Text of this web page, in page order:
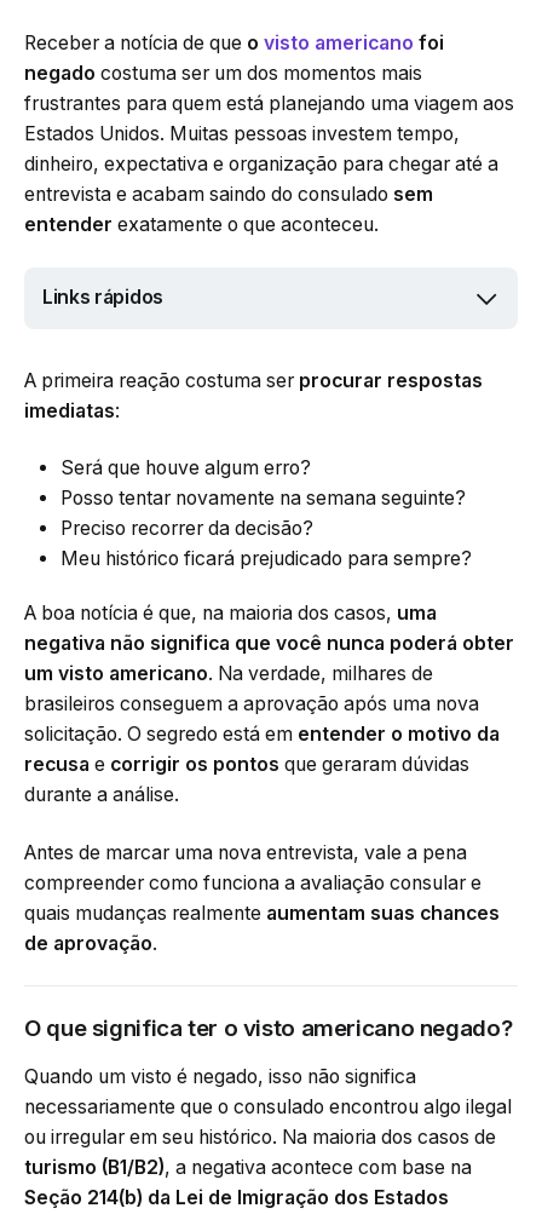
Receber a notícia de que o visto americano foi
negado costuma ser um dos momentos mais
frustrantes para quem está planejando uma viagem aos
Estados Unidos. Muitas pessoas investem tempo,
dinheiro, expectativa e organização para chegar até a
entrevista e acabam saindo do consulado sem
entender exatamente o que aconteceu.
Links rápidos
A primeira reação costuma ser procurar respostas
imediatas:
Será que houve algum erro?
Posso tentar novamente na semana seguinte?
Preciso recorrer da decisão?
Meu histórico ficará prejudicado para sempre?
A boa notícia é que, na maioria dos casos, uma
negativa não significa que você nunca poderá obter
um visto americano. Na verdade, milhares de
brasileiros conseguem a aprovação após uma nova
solicitação. O segredo está em entender o motivo da
recusa e corrigir os pontos que geraram dúvidas
durante a análise.
Antes de marcar uma nova entrevista, vale a pena
compreender como funciona a avaliação consular e
quais mudanças realmente aumentam suas chances
de aprovação.
O que significa ter o visto americano negado?
Quando um visto é negado, isso não significa
necessariamente que o consulado encontrou algo ilegal
ou irregular em seu histórico. Na maioria dos casos de
turismo (B1/B2), a negativa acontece com base na
Seção 214(b) da Lei de Imigração dos Estados